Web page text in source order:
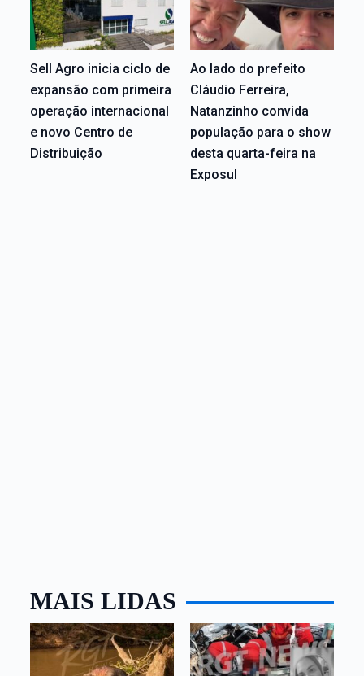
Sell Agro inicia ciclo de
expansão com primeira
operação internacional
e novo Centro de
Distribuição
Ao lado do prefeito
Cláudio Ferreira,
Natanzinho convida
população para o show
desta quarta-feira na
Exposul
MAIS LIDAS